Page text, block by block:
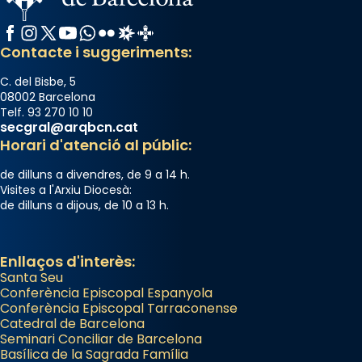
Memòria de les santes Juliana i
Semproniana, verges i màrtirs.
Acompanyant la història de sant Cugat, a
partir de l’Edat Mitjana sorgeix la tradició
que les santes Juliana (“relatiu a Júlia”) i
Semproniana (“relatiu a Semprònia =
eterna”) són deixebles seves. I l’any 1667, el
frare Joan Gaspar Roig, afirma en una obra
que les santes són filles de l’antiga Iluro.
Mataró en reivindicarà les relíquies fins que
a la “Missa de les Santes” (“Missa de
Glòria”) fou composta el 1848 per Mn.
Manuel Blanch, amb aire d’òpera
italianitzant; s’interpreta per privilegi
pontifici, amb orquestra i cor, i té una
Facebook
Instagram
X / Twitter
YouTube
WhatsApp
FlickrRadio Estel
Catalunya Cristiana
Contacte i suggeriments:
C. del Bisbe, 5
08002 Barcelona
Telf. 93 270 10 10
secgral@arqbcn.cat
Horari d'atenció al públic:
de dilluns a divendres, de 9 a 14 h.
Visites a l'Arxiu Diocesà:
de dilluns a dijous, de 10 a 13 h.
Enllaços d'interès:
Santa Seu
Conferència Episcopal Espanyola
Conferència Episcopal Tarraconense
Catedral de Barcelona
Seminari Conciliar de Barcelona
Basílica de la Sagrada Família